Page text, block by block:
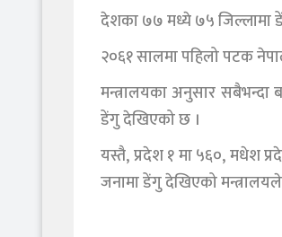
देशका ७७ मध्ये ७५ जिल्लामा
२०६१ सालमा पहिलो पटक
मन्त्रालयका अनुसार सबैभन्दा
डेंगु देखिएको छ ।
यस्तै, प्रदेश १ मा ५६०, मधेश
जनामा डेंगु देखिएको